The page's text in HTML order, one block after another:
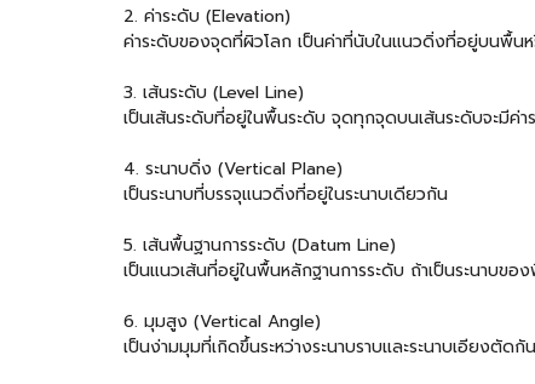
2. ค่าระดับ (Elevation)
ค่าระดับของจุดที่ผิวโลก เป็นค่าที่นับในแนวดิ่งที่อยู่บนพื้
3. เส้นระดับ (Level Line)
เป็นเส้นระดับที่อยู่ในพื้นระดับ จุดทุกจุดบนเส้นระดับจะมีค่
4. ระนาบดิ่ง (Vertical Plane)
เป็นระนาบที่บรรจุแนวดิ่งที่อยู่ในระนาบเดียวกัน
5. เส้นพื้นฐานการระดับ (Datum Line)
เป็นแนวเส้นที่อยู่ในพื้นหลักฐานการระดับ ถ้าเป็นระนาบขอ
6. มุมสูง (Vertical Angle)
เป็นง่ามมุมที่เกิดขึ้นระหว่างระนาบราบและระนาบเอียงตัด